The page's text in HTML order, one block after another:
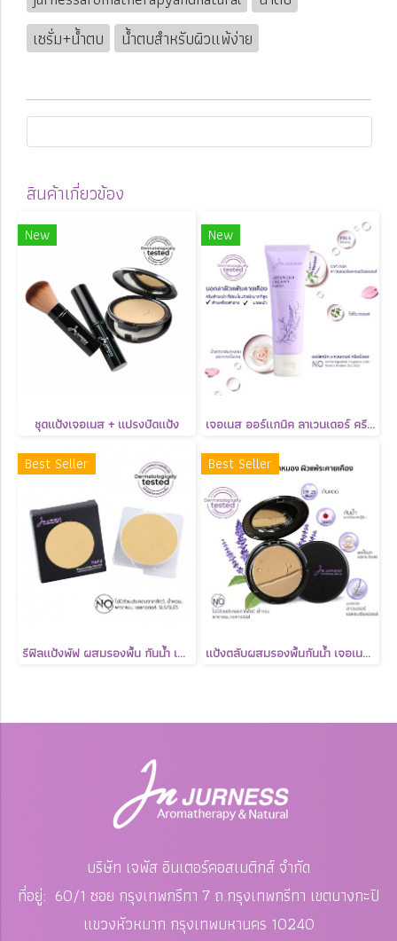
เซรั่ม+น้ำตบ
น้ำตบสำหรับผิวแพ้ง่าย
สินค้าเกี่ยวข้อง
New
ชุดแป้งเจอเนส + แปรงปัดแป้ง
New
เจอเนส ออร์แกนิค ลาเวนเดอร์ ครีมมี่วอช
Best Seller
รีฟิลแป้งพัฟ ผสมรองพื้น กันน้ำ เจอเนส JURNESS Aromatherapy Foundation Powder SPF 25 PA++
Best Seller
แป้งตลับผสมรองพื้นกันน้ำ เจอเนส JURNESS Aromatherapy Foundation Powder SPF 25 PA++
บริษัท เจพัส อินเตอร์คอสเมติกส์ จำกัด
ที่อยู่: 60/1 ซอย กรุงเทพกรีทา 7 ถ.กรุงเทพกรีทา เขตบางกะปิ
แขวงหัวหมาก กรุงเทพมหานคร 10240